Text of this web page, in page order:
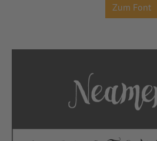
Zum Font